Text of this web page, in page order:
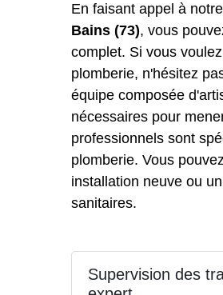
En faisant appel à notre
Bains (73), vous
complet. Si vous
plomberie, n'hésitez
équipe composée
nécessaires pour
professionnels sont
plomberie. Vous
installation neuve ou
sanitaires.
Supervision des